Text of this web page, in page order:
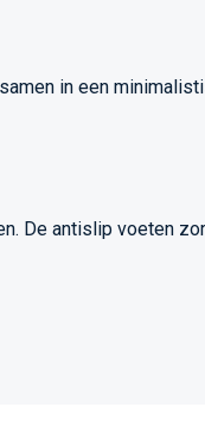
in een
De antislip voeten